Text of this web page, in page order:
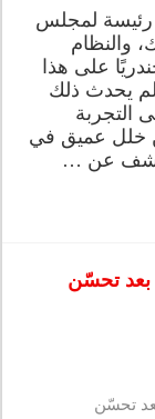
رئيسة لمجلس
والنظام
على هذا
لم يحدث ذلك
التجربة
خلل عميق في
تكشف عن …
بعد تحسّن
تحسّن